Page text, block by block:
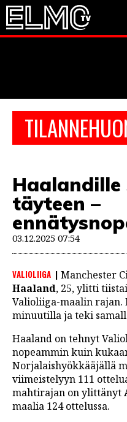
täyteen –
03.12.2025 07:54
VALIOLIIGA Manchester
Haaland, 25, ylitti
Valioliiga-maalin rajan.
minuutilla ja teki
Haaland on tehnyt
nopeammin kuin
Norjalaishyökkääjällä
viimeistelyyn 111
mahtirajan on ylittänyt
maalia 124 ottelussa.
PESÄPALLO
VIDEOT
JALKAPALLO
EM2021
Valioliiga
JÄÄKIEKKO
PESÄPALLO
LINTU VAI KALA
46 DENTON ROAD
VIDEOT
PODCASTIT
KOLUMNIT